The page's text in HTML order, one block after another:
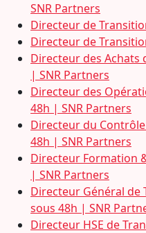
SNR Partners
Directeur de
Directeur de
Directeur des Achats
| SNR Partners
Directeur des
48h | SNR Partners
Directeur du
48h | SNR Partners
Directeur Formation
| SNR Partners
Directeur Général de
sous 48h | SNR
Directeur HSE de